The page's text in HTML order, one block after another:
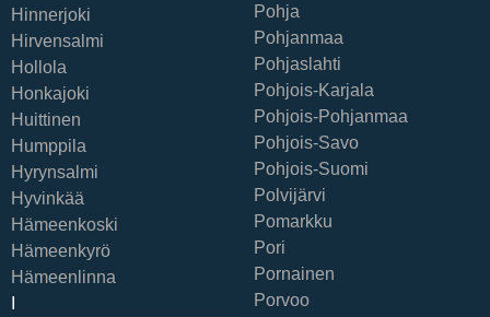
Hinnerjoki
Hirvensalmi
Hollola
Honkajoki
Huittinen
Humppila
Hyrynsalmi
Hyvinkää
Hämeenkoski
Hämeenkyrö
Hämeenlinna
Pohja
Pohjanmaa
Pohjaslahti
Pohjois-Karjala
Pohjois-Pohjanmaa
Pohjois-Savo
Pohjois-Suomi
Polvijärvi
Pomarkku
Pori
Pornainen
Porvoo